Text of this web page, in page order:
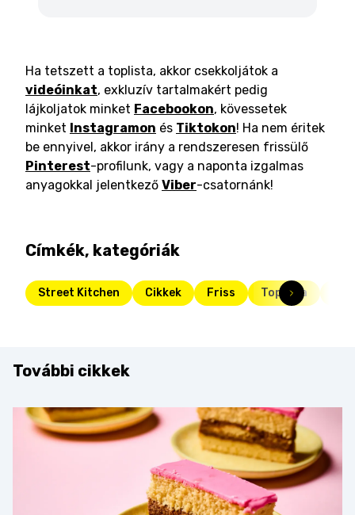
Ha tetszett a toplista, akkor csekkoljátok a
videóinkat, exkluzív tartalmakért pedig
lájkoljatok minket Facebookon, kövessetek
minket Instagramon és Tiktokon! Ha nem éritek
be ennyivel, akkor irány a rendszeresen frissülő
Pinterest-profilunk, vagy a naponta izgalmas
anyagokkal jelentkező Viber-csatornánk!
Címkék, kategóriák
Street Kitchen Cikkek Friss Toplista
További cikkek